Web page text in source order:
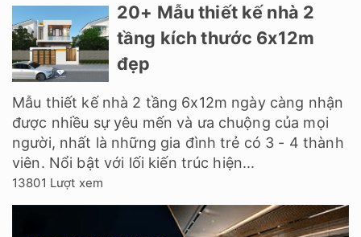
20+ Mẫu thiết kế nhà 2
tầng kích thước 6x12m
đẹp
Mẫu thiết kế nhà 2 tầng 6x12m ngày càng nhận
được nhiều sự yêu mến và ưa chuộng của mọi
người, nhất là những gia đình trẻ có 3 - 4 thành
viên. Nổi bật với lối kiến trúc hiện...
13801 Lượt xem